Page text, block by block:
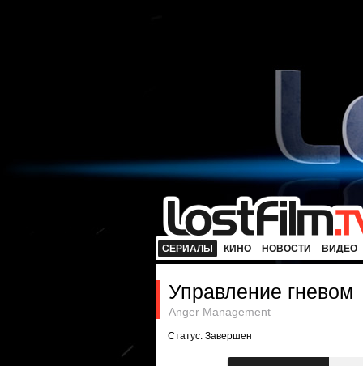
СЕРИАЛЫ КИНО НОВОСТИ ВИДЕО
Управление гневом
Anger Management
Статус: Завершен